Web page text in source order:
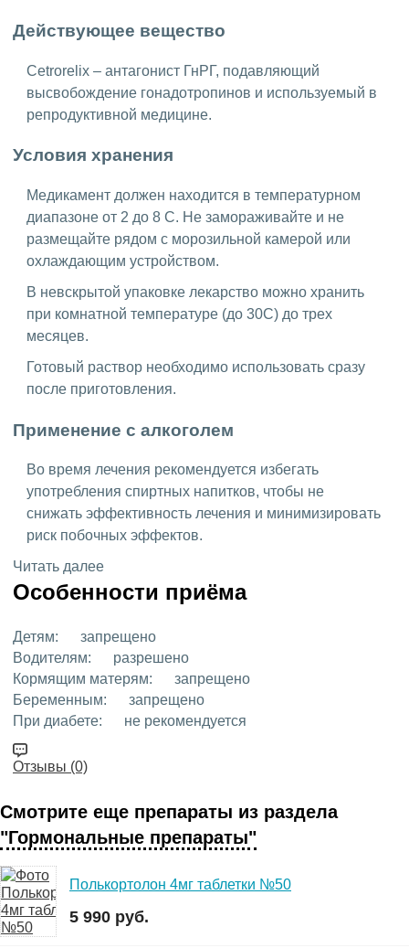
Действующее вещество
Cetrorelix – антагонист ГнРГ, подавляющий
высвобождение гонадотропинов и используемый в
репродуктивной медицине.
Условия хранения
Медикамент должен находится в температурном
диапазоне от 2 до 8 C. Не замораживайте и не
размещайте рядом с морозильной камерой или
охлаждающим устройством.
В невскрытой упаковке лекарство можно хранить
при комнатной температуре (до 30С) до трех
месяцев.
Готовый раствор необходимо использовать сразу
после приготовления.
Применение с алкоголем
Во время лечения рекомендуется избегать
употребления спиртных напитков, чтобы не
снижать эффективность лечения и минимизировать
риск побочных эффектов.
Читать далее
Особенности приёма
Детям:
запрещено
Водителям:
разрешено
Кормящим матерям:
запрещено
Беременным:
запрещено
При диабете:
не рекомендуется
Отзывы (0)
Смотрите еще препараты из раздела
"Гормональные препараты"
Полькортолон 4мг таблетки №50
5 990 руб.